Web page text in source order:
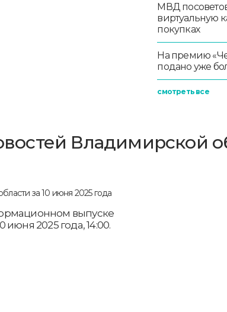
МВД
виртуальную
покупках
На премию
подано уже
смотреть все
Владимирской
выпуске
июня 2025 года, 14:00.